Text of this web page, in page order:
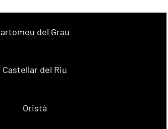
artomeu del Grau
Castellar del Riu
Oristà